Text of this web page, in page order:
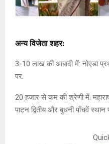
अन्य विजेता शहर:
3-10 लाख की आबादी में: नोएडा
पर.
20 हजार से कम की श्रेणी में:
पाटन द्वितीय और बुधनी पाँचवें स्थान